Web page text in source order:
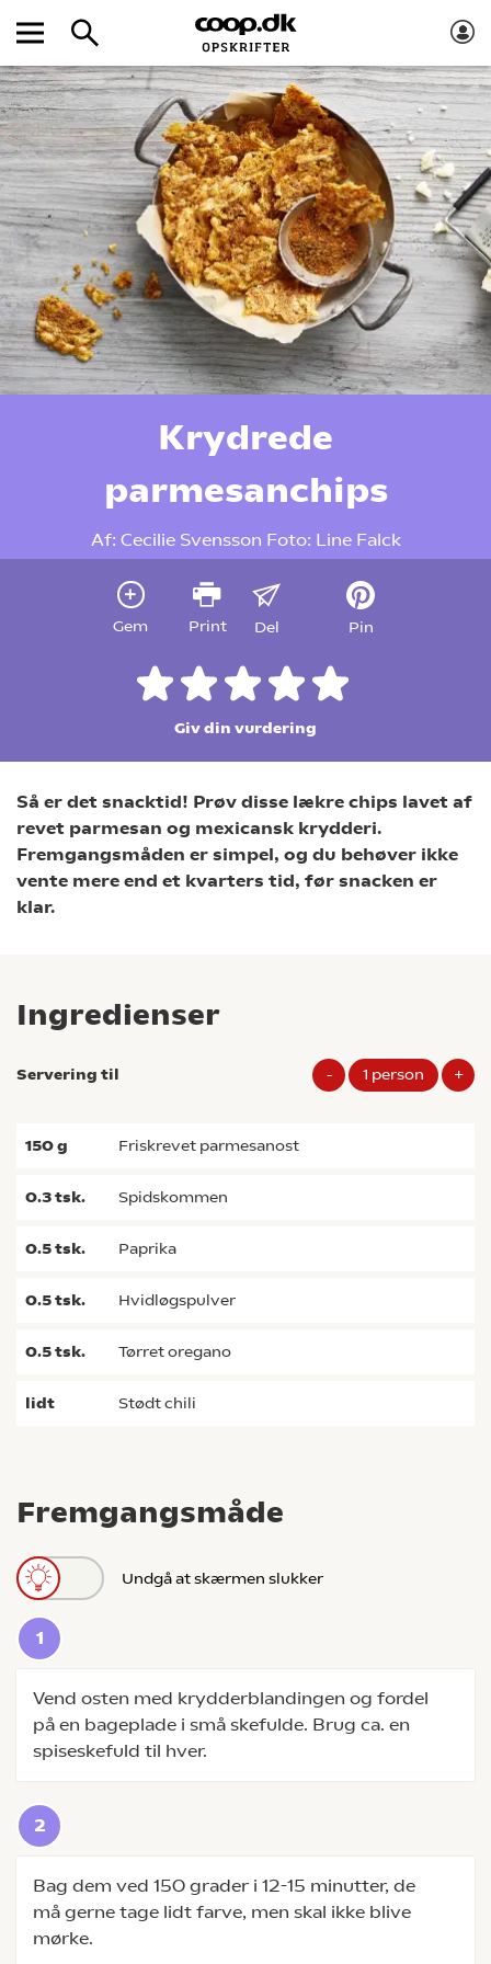
Krydrede
parmesanchips
Af: Cecilie Svensson Foto: Line Falck
Gem Print Del Pin
Giv din vurdering
Så er det snacktid! Prøv disse lækre chips lavet af
revet parmesan og mexicansk krydderi.
Fremgangsmåden er simpel, og du behøver ikke
vente mere end et kvarters tid, før snacken er
klar.
Fremgangsmåde
Undgå at skærmen slukker
Vend osten med krydderblandingen og fordel
på en bageplade i små skefulde. Brug ca. en
spiseskefuld til hver.
Bag dem ved 150 grader i 12-15 minutter, de
må gerne tage lidt farve, men skal ikke blive
mørke.
Ingredienser
Servering til - 1 person +
150g friskrevet parmesanost
0.3tsk. spidskommen
0.5tsk. paprika
0.5tsk. hvidløgspulver
0.5tsk. tørret oregano
lidt stødt chili